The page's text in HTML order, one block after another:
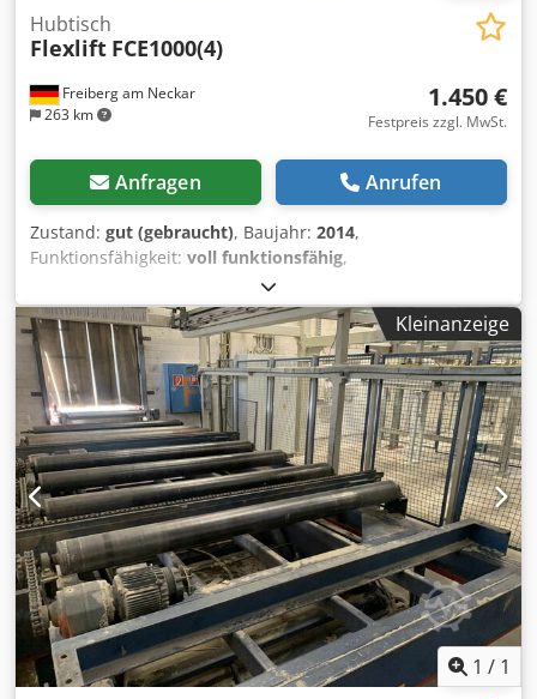
Freiberg am Neckar
263 km
Hubtisch
Flexlift FCE1000(4)
1.450 €
Festpreis zzgl. MwSt.
Anfragen Anrufen
Zustand: gut (gebraucht), Baujahr: 2014,
Funktionsfähigkeit: voll funktionsfähig,
Maschinen-/Fahrzeugnummer:
Gesamtgewicht:270 kg, 210 bar Cedpfx Aswtd H Uogxerf
Der Flexlift FCE1000 stellt eine vielseitige Lösung für
industrielle Anwendungen dar, die durch ihre integrierte
Neigefunktion besonders flexibel ist. Er ermöglicht das
exakte Heben, Senken und Neigen von Lasten, wodurch
Arbeitsprozesse optimiert, ergonomischer gestaltet und
die Sicherheit erhöht werden. Dank seines
widerstandsfähigen und stabilen Aufbaus bietet er eine
langlebige und zuverlässige Leistung im täglichen Einsatz.
Kleinanzeige
1 / 1